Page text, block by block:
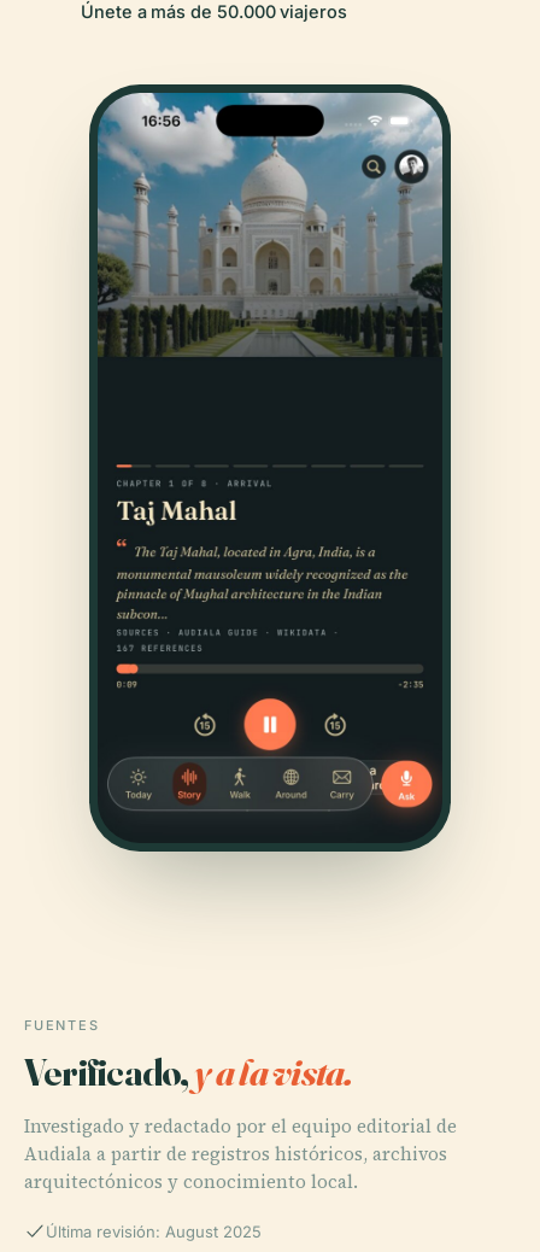
Únete a más de 50.000 viajeros
FUENTES
Verificado,y a la vista.
Investigado y redactado por el equipo editorial de
Audiala a partir de registros históricos, archivos
arquitectónicos y conocimiento local.
Última revisión: August 2025